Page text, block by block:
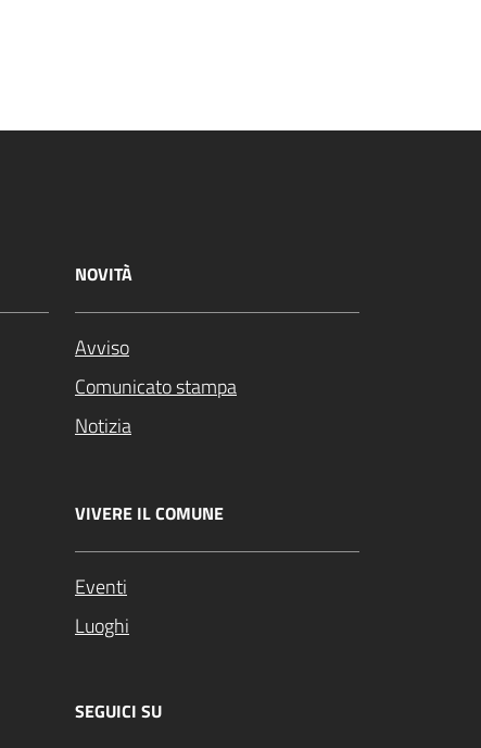
NOVITÀ
Avviso
Comunicato stampa
Notizia
VIVERE IL COMUNE
Eventi
Luoghi
SEGUICI SU